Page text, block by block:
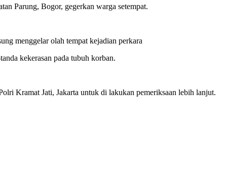
Parung, Bogor, gegerkan warga setempat.
menggelar olah tempat kejadian perkara
kekerasan pada tubuh korban.
Kramat Jati, Jakarta untuk di lakukan pemeriksaan lebih lanjut.